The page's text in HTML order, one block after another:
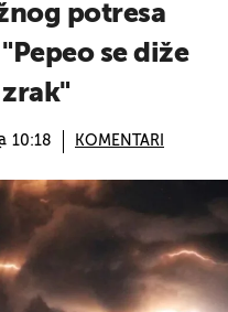
potresa
se diže
10:18 KOMENTARI